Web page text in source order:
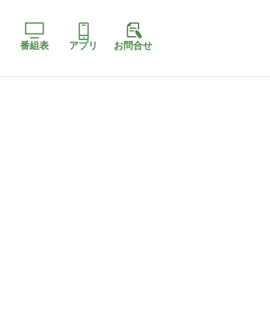
番組表 アプリ お問合せ